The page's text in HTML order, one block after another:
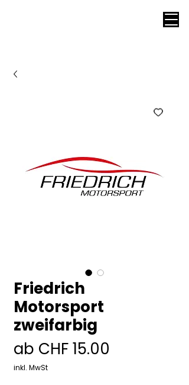
Friedrich
Motorsport
zweifarbig
ab CHF 15.00
inkl. MwSt